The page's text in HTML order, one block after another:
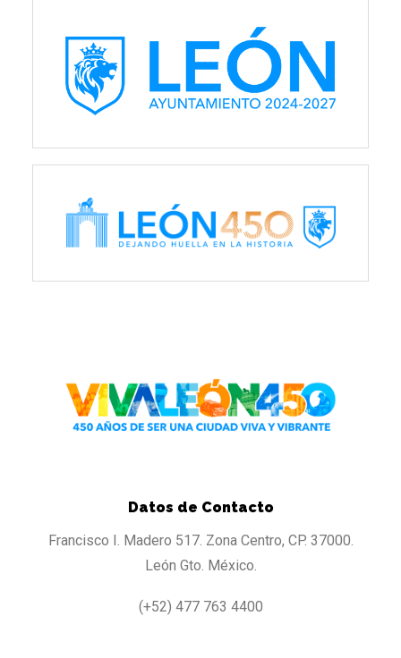
Datos de Contacto
Francisco I. Madero 517. Zona Centro, CP. 37000.
León Gto. México.
(+52) 477 763 4400